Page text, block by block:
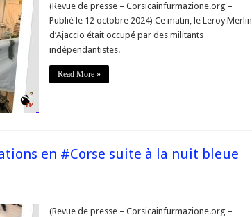
»
(Revue de presse – Corsicainfurmazione.org –
Publié le 12 octobre 2024) Ce matin, le Leroy Merlin
d’Ajaccio était occupé par des militants
indépendantistes.
Read More »
en #Corse suite à la nuit bleue
(Revue de presse – Corsicainfurmazione.org –